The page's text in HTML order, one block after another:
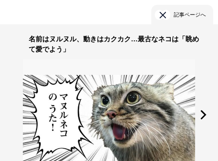
記事ページへ
名前はヌルヌル、動きはカクカク…最古なネコは「眺め
て愛でよう」